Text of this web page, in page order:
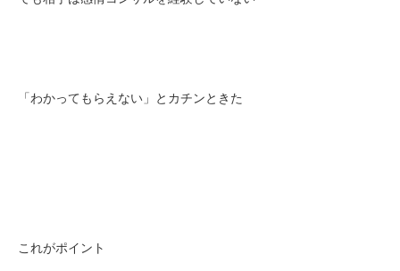
「わかってもらえない」とカチンときた
これがポイント